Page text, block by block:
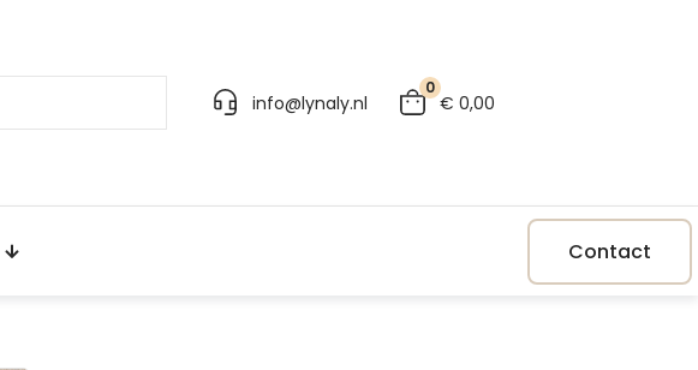
info@lynaly.nl
0
€ 0,00
Contact